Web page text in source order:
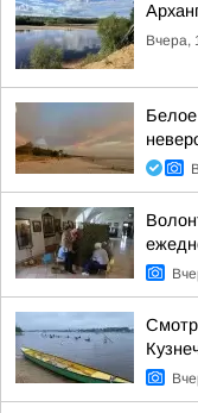
Вчера,